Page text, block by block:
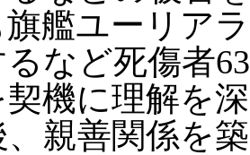
艦ユーリア
など死傷者
機に理解を
親善関係を